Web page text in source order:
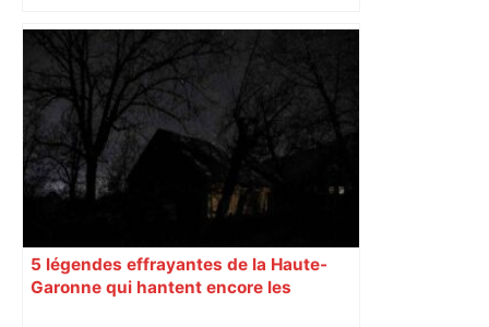
5 légendes effrayantes de la Haute-
Garonne qui hantent encore les